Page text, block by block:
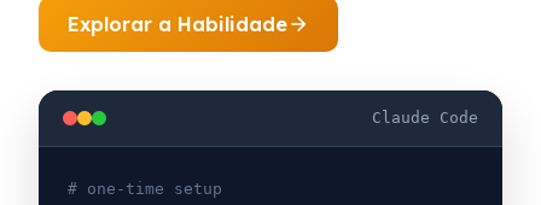
Explorar a Habilidade
Claude Code
# one-time setup